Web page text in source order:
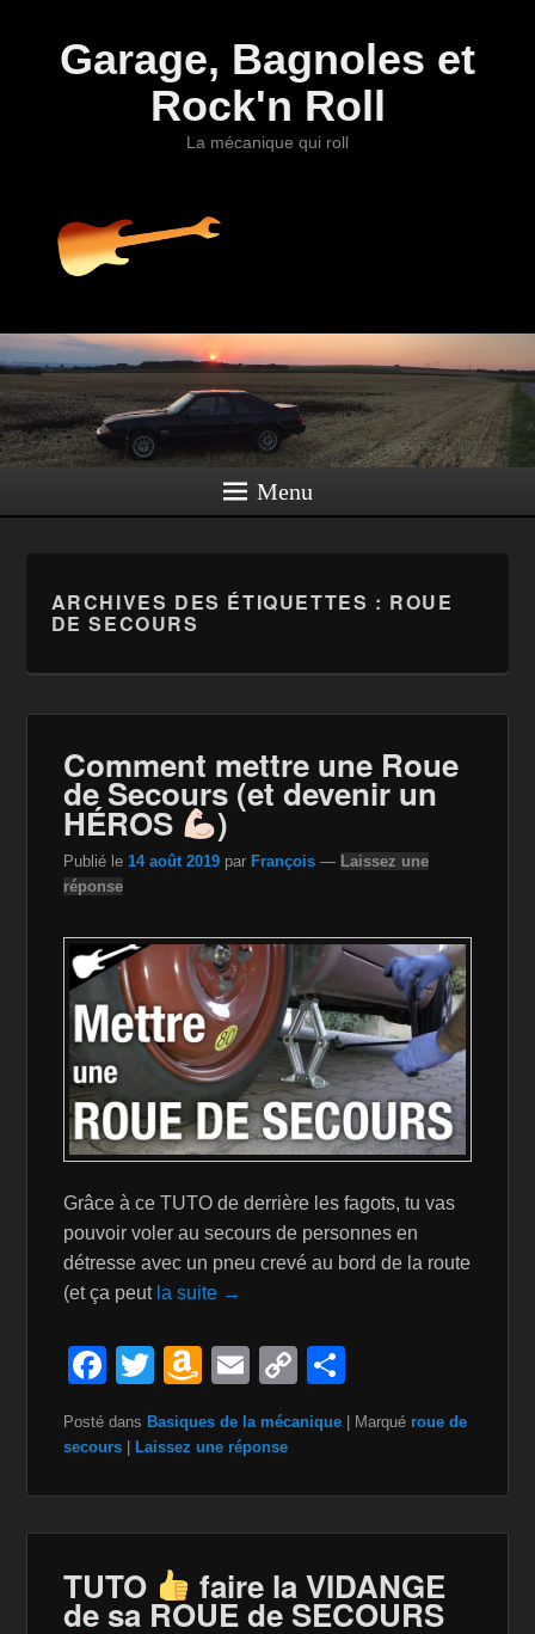
Garage, Bagnoles et
Rock'n Roll
La mécanique qui roll
Menu
ARCHIVES DES ÉTIQUETTES : ROUE
DE SECOURS
Comment mettre une Roue
de Secours (et devenir un
HÉROS )
Publié le 14 août 2019 par François — Laissez une
réponse
Grâce à ce TUTO de derrière les fagots, tu vas
pouvoir voler au secours de personnes en
détresse avec un pneu crevé au bord de la route
(et ça peut la suite →
F
c
o
T
tt
A
a
W
E
m
ail
C
p
k
ta
Posté dans Basiques de la mécanique Marqué roue de
secours
Laissez une réponse
TUTO faire la VIDANGE
de sa ROUE de SECOURS